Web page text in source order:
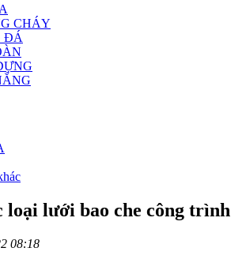
CHÁY
ĐÁ
loại lưới bao che công trình
08:18